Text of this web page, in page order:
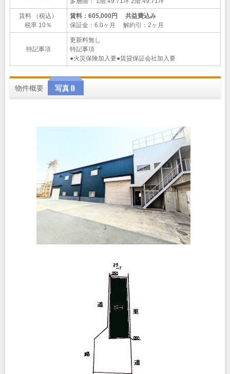
賃料 （税込）
税率 10％
賃料：605,000円 共益費込み
保証金：6.0ヶ月 解約引：2ヶ月
特記事項
更新料無し
特記事項
●火災保険加入要●賃貸保証会社加入要
物件概要 写真Ｂ